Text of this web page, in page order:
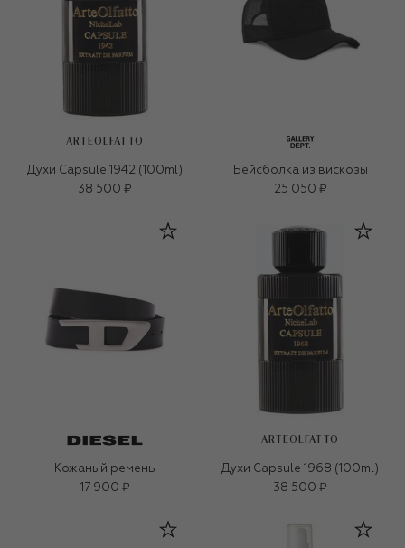
ARTEOLFATTO
Духи Capsule 1942 (100ml)
38 500 ₽
Бейсболка из вискозы
25 050 ₽
Кожаный ремень
17 900 ₽
ARTEOLFATTO
Духи Capsule 1968 (100ml)
38 500 ₽